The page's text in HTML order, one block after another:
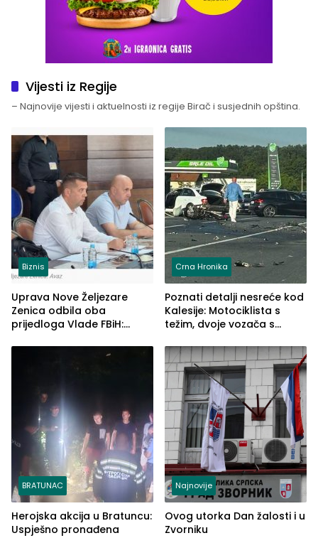
Vijesti iz Regije
– Najnovije vijesti i aktuelnosti iz regije Birač i susjednih opština.
Biznis
Uprava Nove Željezare
Zenica odbila oba
prijedloga Vlade FBiH:
rješenje
Crna Hronika
Poznati detalji nesreće kod
Kalesije: Motociklista s
težim, dvoje vozača s
BRATUNAC
Herojska akcija u Bratuncu:
Uspješno pronađena
Najnovije
Ovog utorka Dan žalosti i u
Zvorniku